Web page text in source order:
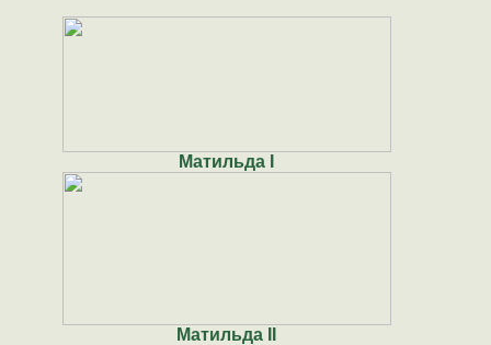
Матильда
Матильда